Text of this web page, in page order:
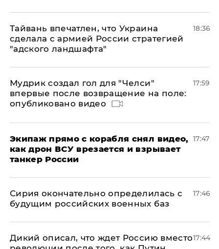
Тайвань впечатлен, что Украина
сделала с армией России стратегией
"адского ландшафта"
18:36
Мудрик создал гол для "Челси"
впервые после возвращение на поле:
опубликовано видео
17:59
Экипаж прямо с корабля снял видео,
как дрон ВСУ врезается и взрывает
танкер России
17:47
Сирия окончательно определилась с
будущим российских военных баз
17:46
Дикий описал, что ждет Россию вместо17:44